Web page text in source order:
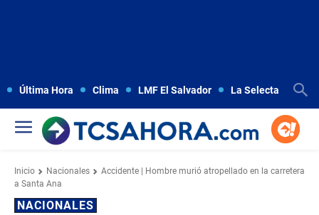
Última Hora Clima LMF El Salvador La Selecta
Inicio Nacionales
Accidente | Hombre murió atropellado en la carretera
a Santa Ana
NACIONALES